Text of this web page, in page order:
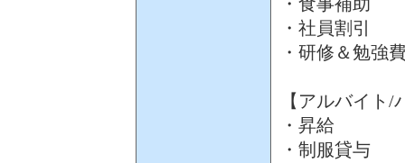
・社員割引
・研修＆勉強
【アルバイト/
・昇給
・制服貸与